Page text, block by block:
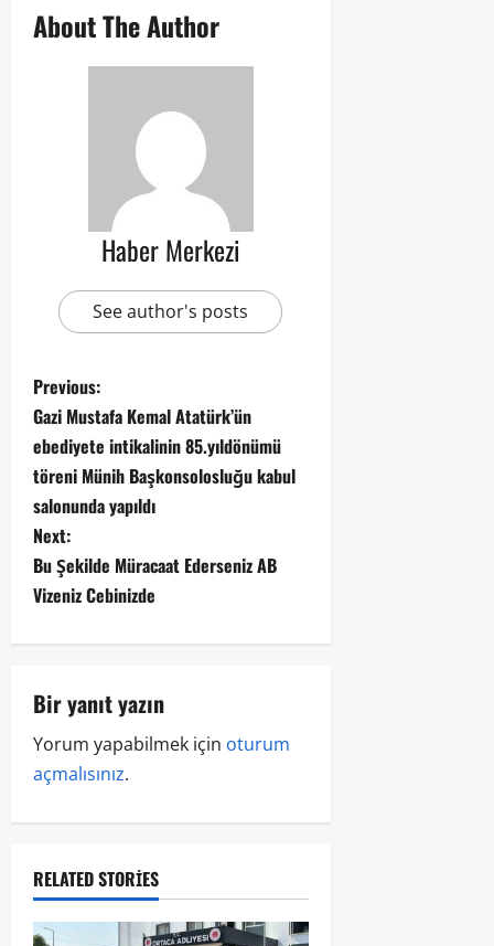
About The Author
Haber Merkezi
See author's posts
Previous:
Gazi Mustafa Kemal Atatürk’ün
ebediyete intikalinin 85.yıldönümü
töreni Münih Başkonsolosluğu kabul
salonunda yapıldı
Next:
Bu Şekilde Müracaat Ederseniz AB
Vizeniz Cebinizde
Bir yanıt yazın
Yorum yapabilmek için oturum
açmalısınız.
RELATED STORIES